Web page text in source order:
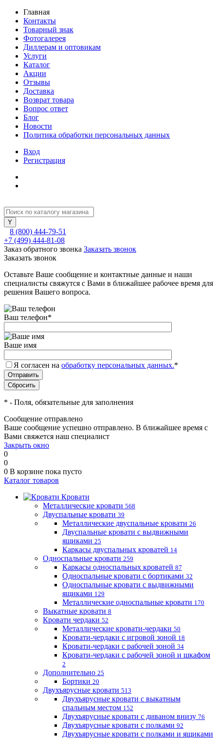
Главная
Контакты
Товарный знак
Фотогалерея
Диллерам и оптовикам
Услуги
Каталог
Акции
Отзывы
Доставка
Возврат товара
Вопрос ответ
Блог
Новости
Политика обработки персональных данных
Вход
Регистрация
8 (800) 444-79-51
+7 (499) 444-81-08
Заказ обратного звонка Заказать звонок
Заказать звонок
Оставьте Ваше сообщение и контактные данные и наши
специалисты свяжутся с Вами в ближайшее рабочее время для
решения Вашего вопроса.
Ваш телефон*
Ваше имя
Я согласен на обработку персональных данных.*
* - Поля, обязательные для заполнения
Сообщение отправлено
Ваше сообщение успешно отправлено. В ближайшее время с
Вами свяжется наш специалист
Закрыть окно
0
0
0 В корзине пока пусто
Каталог товаров
Кровати
Металлические кровати 568
Двуспальные кровати 39
Металлические двуспальные кровати 26
Двуспальные кровати с выдвижными
ящиками 25
Каркасы двуспальных кроватей 14
Односпальные кровати 259
Каркасы односпальных кроватей 87
Односпальные кровати с бортиками 32
Односпальные кровати с выдвижными
ящиками 129
Металлические односпальные кровати 170
Выкатные кровати 8
Кровати чердаки 52
Металлические кровати-чердаки 50
Кровати-чердаки с игровой зоной 18
Кровати-чердаки с рабочей зоной 34
Кровати-чердаки с рабочей зоной и шкафом
2
Дополнительно 25
Бортики 20
Двухъярусные кровати 513
Двухъярусные кровати с выкатным
спальным местом 152
Двухъярусные кровати с диваном внизу 76
Двухъярусные кровати с полками 92
Двухъярусные кровати с полками и ящиками